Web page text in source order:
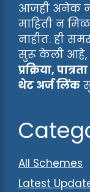
आजही अनेक
माहिती न
नाहीत. ही
सुरू केली आहे,
प्रक्रिया,
थेट अर्ज लिंक
All Schemes
Latest